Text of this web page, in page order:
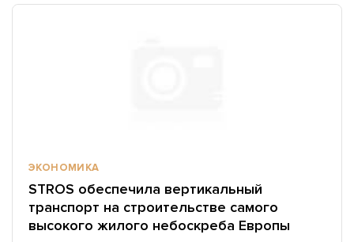
ЭКОНОМИКА
STROS обеспечила вертикальный
транспорт на строительстве самого
высокого жилого небоскреба Европы